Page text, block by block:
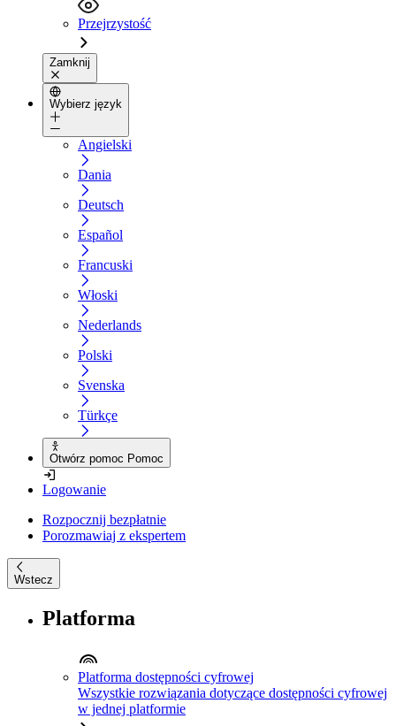
Przejrzystość
Zamknij
Wybierz język
Angielski
Dania
Deutsch
Español
Francuski
Włoski
Nederlands
Polski
Svenska
Türkçe
Otwórz pomoc Pomoc
Logowanie
Rozpocznij bezpłatnie
Porozmawiaj z ekspertem
Wstecz
Platforma
Platforma dostępności cyfrowej
Wszystkie rozwiązania dotyczące dostępności cyfrowej
w jednej platformie